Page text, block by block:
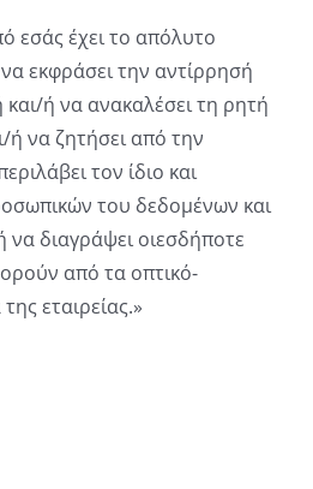
εσάς έχει το απόλυτο
εκφράσει την αντίρρησή
ή να ανακαλέσει τη ρητή
ή να ζητήσει από την
τον ίδιο και
του δεδομένων και
να διαγράψει οιεσδήποτε
από τα οπτικό-
εταιρείας.»